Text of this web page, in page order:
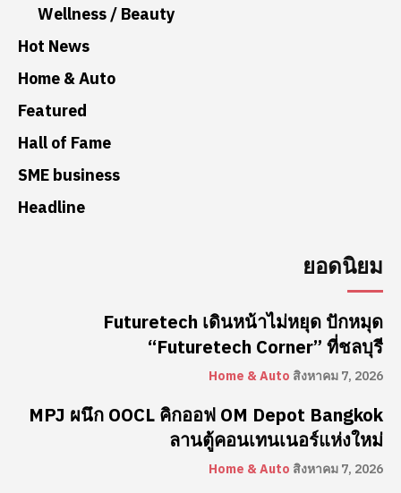
Wellness / Beauty
Hot News
Home & Auto
Featured
Hall of Fame
SME business
Headline
ยอดนิยม
Futuretech เดินหน้าไม่หยุด ปักหมุด
“Futuretech Corner” ที่ชลบุรี
Home & Auto สิงหาคม 7, 2026
MPJ ผนึก OOCL คิกออฟ OM Depot Bangkok
ลานตู้คอนเทนเนอร์แห่งใหม่
Home & Auto สิงหาคม 7, 2026